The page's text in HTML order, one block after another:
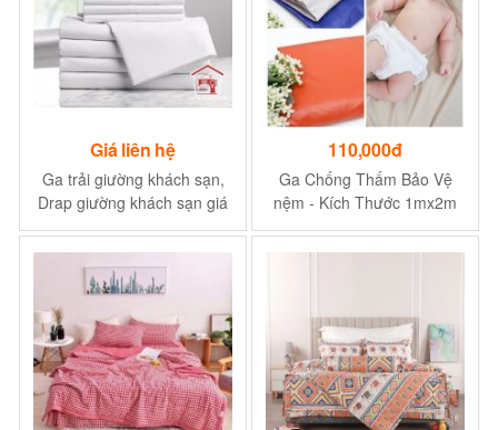
Giá liên hệ
Ga trải giường khách sạn,
Drap giường khách sạn giá
xưởng SLL
110,000đ
Ga Chống Thấm Bảo Vệ
nệm - Kích Thước 1mx2m
Nệm 5-17cm